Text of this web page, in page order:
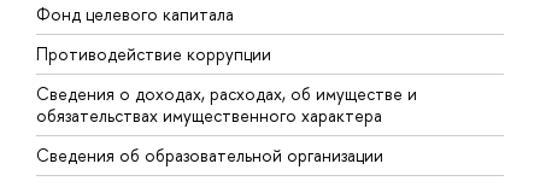
Фонд целевого капитала
Противодействие коррупции
Сведения о доходах, расходах, об имуществе и
обязательствах имущественного характера
Сведения об образовательной организации